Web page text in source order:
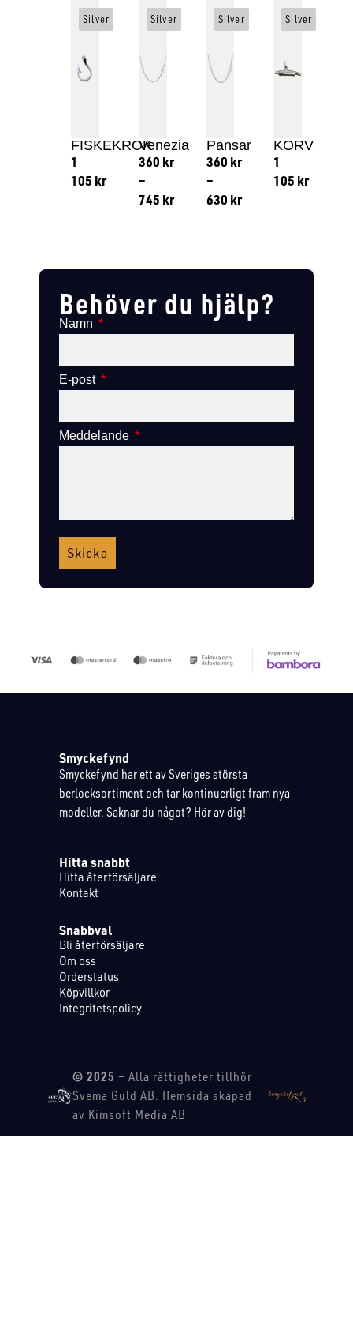
FISKEKROK
1
105 kr
Silver
Venezia
360 kr
–
745 kr
Silver
Pansar
360 kr
–
630 kr
Silver
KORV
1
105 kr
Silver
Behöver du hjälp?
Namn
E-post
Meddelande
Skicka
Smyckefynd
Smyckefynd har ett av Sveriges största
berlocksortiment och tar kontinuerligt fram nya
modeller. Saknar du något? Hör av dig!
Hitta snabbt
Hitta återförsäljare
Kontakt
Snabbval
Bli återförsäljare
Om oss
Orderstatus
Köpvillkor
Integritetspolicy
© 2025 – Alla rättigheter tillhör
Svema Guld AB. Hemsida skapad
av Kimsoft Media AB